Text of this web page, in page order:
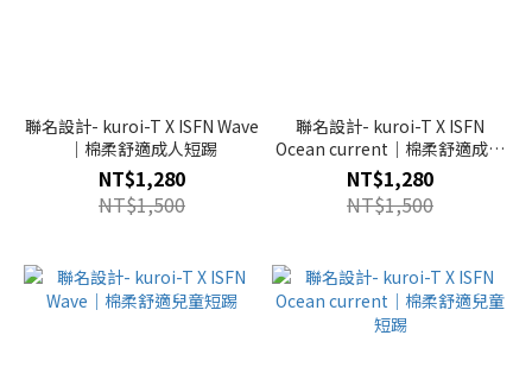
聯名設計- kuroi-T X ISFN Wave
｜棉柔舒適成人短踢
NT$1,280
NT$1,500
聯名設計- kuroi-T X ISFN
Ocean current｜棉柔舒適成人
短踢
NT$1,280
NT$1,500